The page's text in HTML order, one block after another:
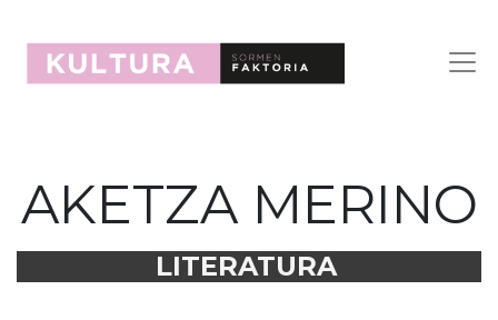
AKETZA MERINO
LITERATURA